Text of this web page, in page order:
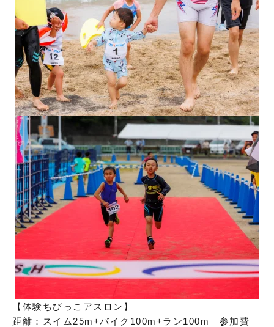
【体験ちびっこアスロン】
距離：スイム25m+バイク100m+ラン100m 参加費